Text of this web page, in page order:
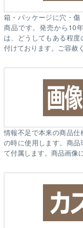
箱・パッケージに穴・
商品です。発売から10
は、どうしてもある程
付けております。ご容赦
情報不足で本来の商品
の時に使用します。商
て付属します。商品画像